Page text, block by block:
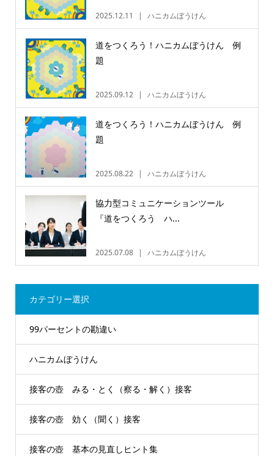
2025.12.11 ハニカムぼうけん
道をつくろう！ハニカムぼうけん 例
題
2025.09.12 ハニカムぼうけん
道をつくろう！ハニカムぼうけん 例
題
2025.08.22 ハニカムぼうけん
協力型コミュニケーションツール
『道をつくろう ハ...
2025.07.08 ハニカムぼうけん
カテゴリー選択
99パーセントの勘違い
ハニカムぼうけん
接客の壺 みる・とく（察る・解く）接客
接客の壺 効く（聞く）接客
接客の壺 基本の見直しヒント集